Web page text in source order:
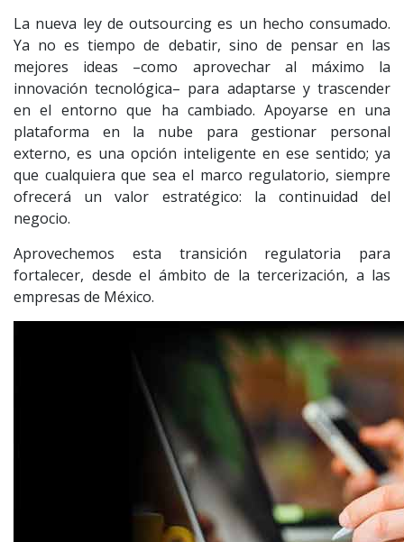
La nueva ley de outsourcing es un hecho consumado.
Ya no es tiempo de debatir, sino de pensar en las
mejores ideas –como aprovechar al máximo la
innovación tecnológica– para adaptarse y trascender
en el entorno que ha cambiado. Apoyarse en una
plataforma en la nube para gestionar personal
externo, es una opción inteligente en ese sentido; ya
que cualquiera que sea el marco regulatorio, siempre
ofrecerá un valor estratégico: la continuidad del
negocio.
Aprovechemos esta transición regulatoria para
fortalecer, desde el ámbito de la tercerización, a las
empresas de México.